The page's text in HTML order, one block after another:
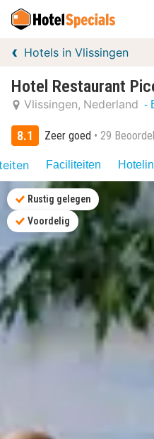
Hotels in Vlissingen
Hotel Restaurant
Vlissingen Nederland
8.1 Zeer goed 29
Faciliteiten
Rustig gelegen
Voordelig